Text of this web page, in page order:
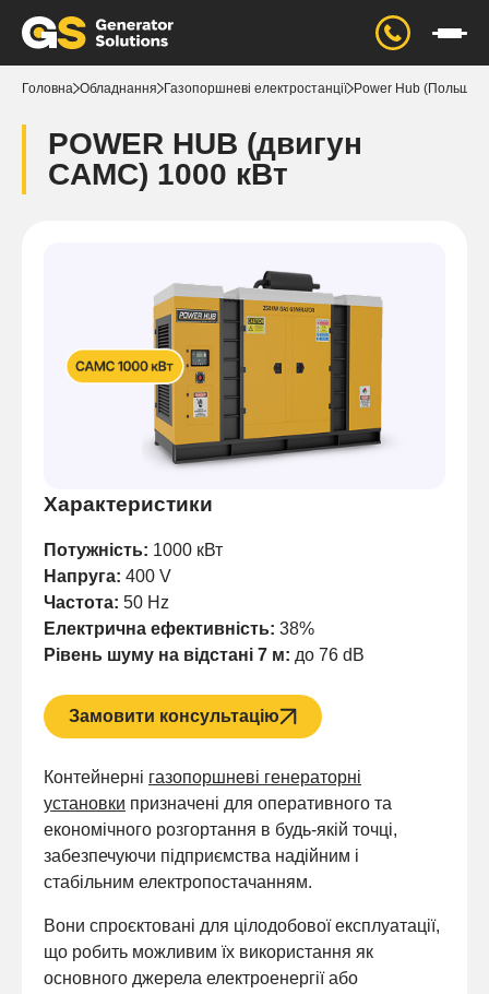
Головна Обладнання Газопоршневі електростанції Power Hub (Польща)
POWER HUB (двигун
CAMC) 1000 кВт
Характеристики
Потужність: 1000 кВт
Напруга: 400 V
Частота: 50 Hz
Електрична ефективність: 38%
Рівень шуму на відстані 7 м: до 76 dB
Замовити консультацію
Контейнерні газопоршневі генераторні
установки призначені для оперативного та
економічного розгортання в будь-якій точці,
забезпечуючи підприємства надійним і
стабільним електропостачанням.
Вони спроєктовані для цілодобової експлуатації,
що робить можливим їх використання як
основного джерела електроенергії або